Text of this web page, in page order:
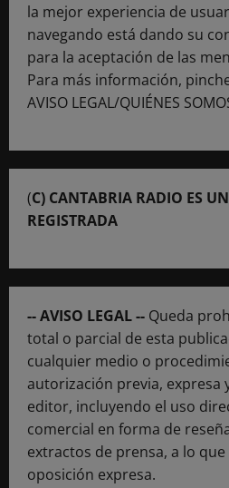
la mejor experiencia de
navegando está dando su
para la aceptación de las
Para más información,
AVISO LEGAL/QUIÉNES
(C) CANTABRIA RADIO ES
REGISTRADA
-- AVISO LEGAL -- Queda
total o parcial de esta
cualquier medio o
autorización previa, expresa
editor, incluyendo el uso
comercial en forma de
extractos de prensa, a lo
oposición expresa.